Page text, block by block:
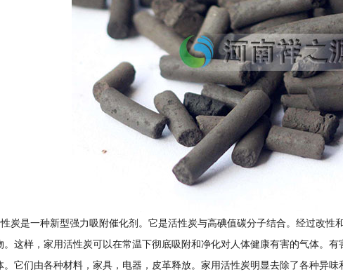
是一种新型强力吸附催化剂。它是活性炭与高碘值碳分子结合。经过改性
。这样，家用活性炭可以在常温下彻底吸附和净化对人体健康有害的气体。
。它们由各种材料，家具，电器，皮革释放。家用活性炭明显去除了各种异味